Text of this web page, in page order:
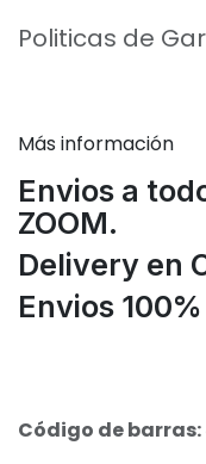
Politicas de
Más información
Envios a
ZOOM.
Delivery en
Envios
Código de barras: